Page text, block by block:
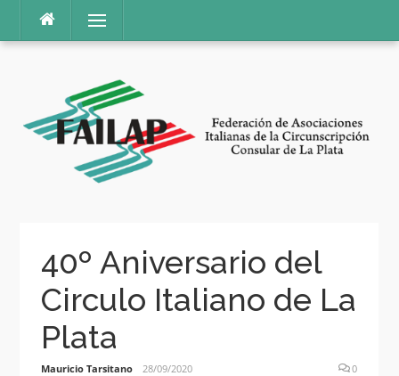
contenido
Menú
40º Aniversario del
Circulo Italiano de La
Plata
Mauricio Tarsitano 28/09/2020 0